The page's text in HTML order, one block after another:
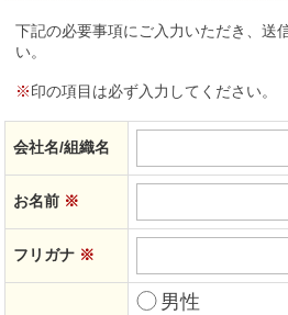
下記の必要事項にご入力いただき、送
い。
※印の項目は必ず入力してください。
会社名/組織名
お名前 ※
フリガナ ※
男性